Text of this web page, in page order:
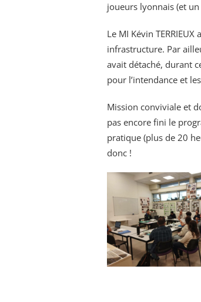
joueurs lyonnais (et
Le MI Kévin
infrastructure. Par
avait détaché, durant
pour l’intendance et
Mission conviviale et
pas encore fini le
pratique (plus de 20
donc !